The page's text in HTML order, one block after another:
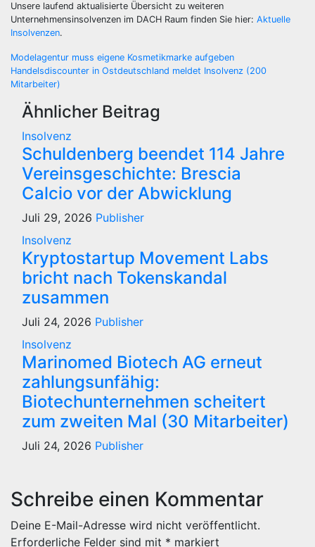
Unsere laufend aktualisierte Übersicht zu weiteren
Unternehmensinsolvenzen im DACH Raum finden Sie hier: Aktuelle
Insolvenzen.
Beitragsnavigation
Modelagentur muss eigene Kosmetikmarke aufgeben
Handelsdiscounter in Ostdeutschland meldet Insolvenz (200
Mitarbeiter)
Ähnlicher Beitrag
Insolvenz
Schuldenberg beendet 114 Jahre
Vereinsgeschichte: Brescia
Calcio vor der Abwicklung
Juli 29, 2026 Publisher
Insolvenz
Kryptostartup Movement Labs
bricht nach Tokenskandal
zusammen
Juli 24, 2026 Publisher
Insolvenz
Marinomed Biotech AG erneut
zahlungsunfähig:
Biotechunternehmen scheitert
zum zweiten Mal (30 Mitarbeiter)
Juli 24, 2026 Publisher
Schreibe einen Kommentar
Deine E-Mail-Adresse wird nicht veröffentlicht.
Erforderliche Felder sind mit * markiert